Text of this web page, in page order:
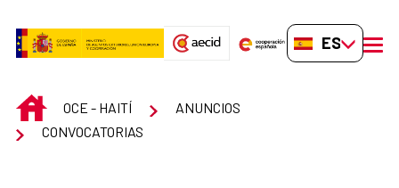
ES-ES
INICIOOCE - HAITÍ
ANUNCIOS
CONVOCATORIAS